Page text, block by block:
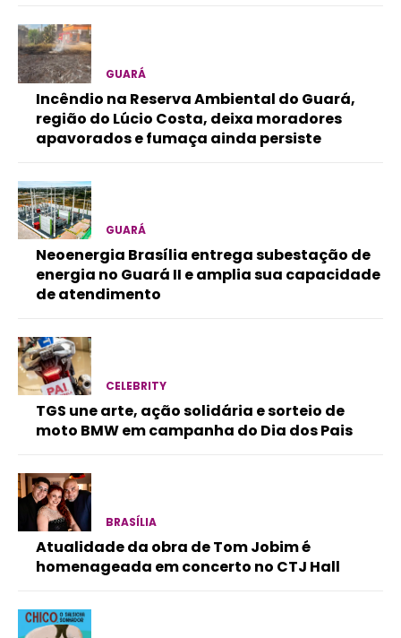
GUARÁ
Incêndio na Reserva Ambiental do Guará,
região do Lúcio Costa, deixa moradores
apavorados e fumaça ainda persiste
GUARÁ
Neoenergia Brasília entrega subestação de
energia no Guará II e amplia sua capacidade
de atendimento
CELEBRITY
TGS une arte, ação solidária e sorteio de
moto BMW em campanha do Dia dos Pais
BRASÍLIA
Atualidade da obra de Tom Jobim é
homenageada em concerto no CTJ Hall